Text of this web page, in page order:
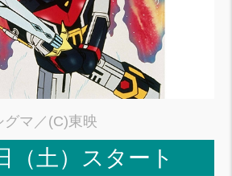
マ／(C)東映
（土）スタート